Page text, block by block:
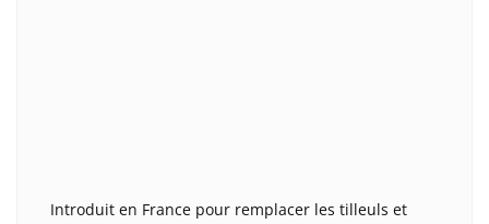
Introduit en France pour remplacer les tilleuls et